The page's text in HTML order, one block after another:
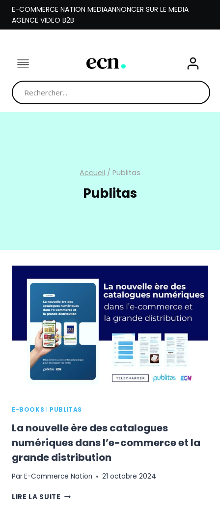
Aller
contenu
E-COMMERCE NATION MEDIAANNONCER SUR LE MEDIA
AGENCE VIDEO B2B
Accueil / Publitas
Publitas
E-BOOKS PUBLITAS
La nouvelle ère des catalogues
numériques dans l’e-commerce et la
grande distribution
ParE-Commerce Nation 21 octobre 2024
LIRE LA SUITE LA